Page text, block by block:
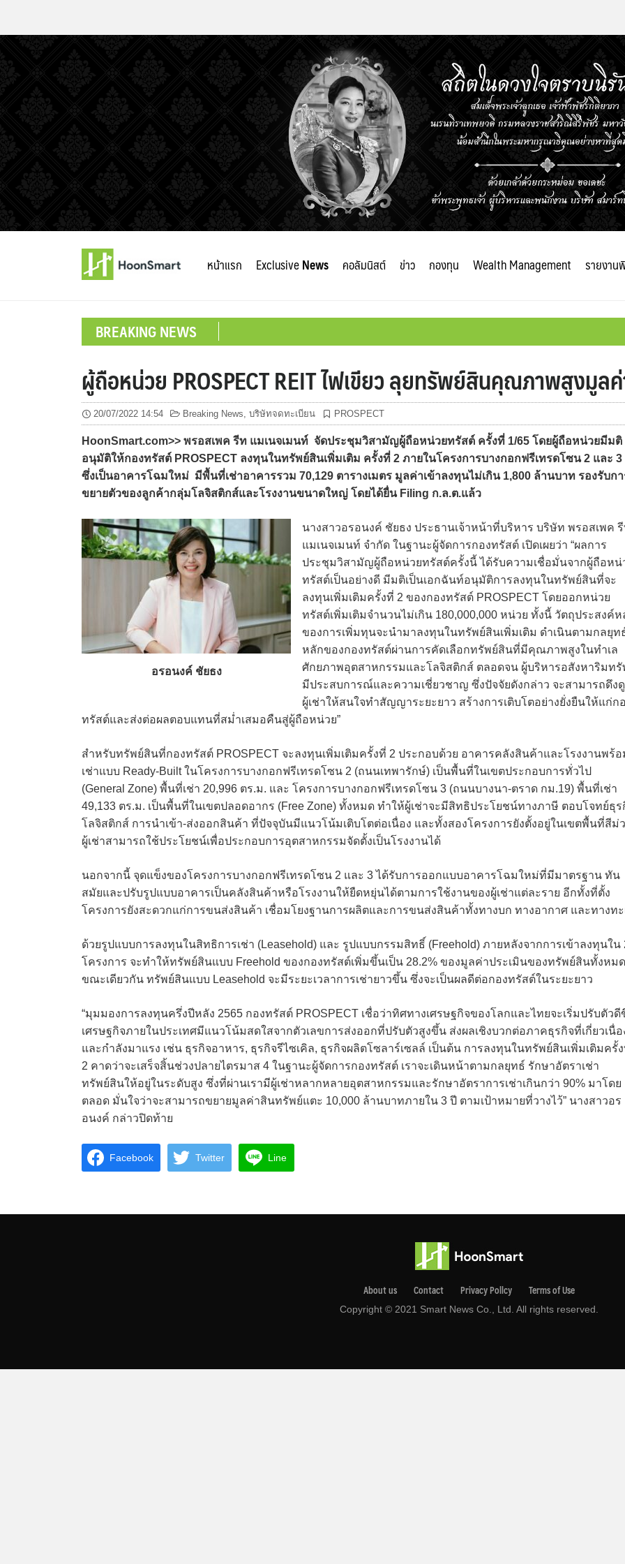
หน้าแรก ExclusiveNews คอลัมนิสต์ ข่าว กองทุน Wealth Management รายงาน
BREAKING NEWS
ผู้ถือหน่วย PROSPECT REIT ไฟเขียว ลุยทรัพย์สินคุณภาพสูงมูล
20/07/2022 14:54 Breaking News, บริษัทจดทะเบียน PROSPECT
HoonSmart.com>> พรอสเพค รีท แมเนจเมนท์ จัดประชุมวิสามัญผู้ถือหน่วยทรัสต์ ครั้งที่ 1/65 โดยผู้ถือหน่วยมีมติ
อนุมัติให้กองทรัสต์ PROSPECT ลงทุนในทรัพย์สินเพิ่มเติม ครั้งที่ 2 ภายในโครงการบางกอกฟรีเทรดโซน 2 และ 3
ซึ่งเป็นอาคารโฉมใหม่ มีพื้นที่เช่าอาคารรวม 70,129 ตารางเมตร มูลค่าเข้าลงทุนไม่เกิน 1,800 ล้านบาท รองรับก
ขยายตัวของลูกค้ากลุ่มโลจิสติกส์และโรงงานขนาดใหญ่ โดยได้ยื่น Filing ก.ล.ต.แล้ว
อรอนงค์ ชัยธง
นางสาวอรอนงค์ ชัยธง ประธานเจ้าหน้าที่บริหาร บริษัท พรอสเพค
แมเนจเมนท์ จำกัด ในฐานะผู้จัดการกองทรัสต์ เปิดเผยว่า “ผลการ
ประชุมวิสามัญผู้ถือหน่วยทรัสต์ครั้งนี้ ได้รับความเชื่อมั่นจากผู้ถือหน่
ทรัสต์เป็นอย่างดี มีมติเป็นเอกฉันท์อนุมัติการลงทุนในทรัพย์สินที่จะ
ลงทุนเพิ่มเติมครั้งที่ 2 ของกองทรัสต์ PROSPECT โดยออกหน่วย
ทรัสต์เพิ่มเติมจำนวนไม่เกิน 180,000,000 หน่วย ทั้งนี้ วัตถุประสงค์ห
ของการเพิ่มทุนจะนำมาลงทุนในทรัพย์สินเพิ่มเติม ดำเนินตามกลยุท
หลักของกองทรัสต์ผ่านการคัดเลือกทรัพย์สินที่มีคุณภาพสูงในทำเล
ศักยภาพอุตสาหกรรมและโลจิสติกส์ ตลอดจน ผู้บริหารอสังหาริมทรั
มีประสบการณ์และความเชี่ยวชาญ ซึ่งปัจจัยดังกล่าว จะสามารถดึง
ผู้เช่าให้สนใจทำสัญญาระยะยาว สร้างการเติบโตอย่างยั่งยืนให้แก่ก
ทรัสต์และส่งต่อผลตอบแทนที่สม่ำเสมอคืนสู่ผู้ถือหน่วย”
สำหรับทรัพย์สินที่กองทรัสต์ PROSPECT จะลงทุนเพิ่มเติมครั้งที่ 2 ประกอบด้วย อาคารคลังสินค้าและโรงงานพร้อ
เช่าแบบ Ready-Built ในโครงการบางกอกฟรีเทรดโซน 2 (ถนนเทพารักษ์) เป็นพื้นที่ในเขตประกอบการทั่วไป
(General Zone) พื้นที่เช่า 20,996 ตร.ม. และ โครงการบางกอกฟรีเทรดโซน 3 (ถนนบางนา-ตราด กม.19) พื้นที่เช่า
49,133 ตร.ม. เป็นพื้นที่ในเขตปลอดอากร (Free Zone) ทั้งหมด ทำให้ผู้เช่าจะมีสิทธิประโยชน์ทางภาษี ตอบโจทย์ธุร
โลจิสติกส์ การนำเข้า-ส่งออกสินค้า ที่ปัจจุบันมีแนวโน้มเติบโตต่อเนื่อง และทั้งสองโครงการยังตั้งอยู่ในเขตพื้นที่สีม่
ผู้เช่าสามารถใช้ประโยชน์เพื่อประกอบการอุตสาหกรรมจัดตั้งเป็นโรงงานได้
นอกจากนี้ จุดแข็งของโครงการบางกอกฟรีเทรดโซน 2 และ 3 ได้รับการออกแบบอาคารโฉมใหม่ที่มีมาตรฐาน ทัน
สมัยและปรับรูปแบบอาคารเป็นคลังสินค้าหรือโรงงานให้ยืดหยุ่นได้ตามการใช้งานของผู้เช่าแต่ละราย อีกทั้งที่ตั้ง
โครงการยังสะดวกแก่การขนส่งสินค้า เชื่อมโยงฐานการผลิตและการขนส่งสินค้าทั้งทางบก ทางอากาศ และทางทะ
ด้วยรูปแบบการลงทุนในสิทธิการเช่า (Leasehold) และ รูปแบบกรรมสิทธิ์ (Freehold) ภายหลังจากการเข้าลงทุนใน
โครงการ จะทำให้ทรัพย์สินแบบ Freehold ของกองทรัสต์เพิ่มขึ้นเป็น 28.2% ของมูลค่าประเมินของทรัพย์สินทั้งหมด
ขณะเดียวกัน ทรัพย์สินแบบ Leasehold จะมีระยะเวลาการเช่ายาวขึ้น ซึ่งจะเป็นผลดีต่อกองทรัสต์ในระยะยาว
“มุมมองการลงทุนครึ่งปีหลัง 2565 กองทรัสต์ PROSPECT เชื่อว่าทิศทางเศรษฐกิจของโลกและไทยจะเริ่มปรับตัว
เศรษฐกิจภายในประเทศมีแนวโน้มสดใสจากตัวเลขการส่งออกที่ปรับตัวสูงขึ้น ส่งผลเชิงบวกต่อภาคธุรกิจที่เกี่ยวเนื่อ
และกำลังมาแรง เช่น ธุรกิจอาหาร, ธุรกิจรีไซเคิล, ธุรกิจผลิตโซลาร์เซลล์ เป็นต้น การลงทุนในทรัพย์สินเพิ่มเติมครั้
2 คาดว่าจะเสร็จสิ้นช่วงปลายไตรมาส 4 ในฐานะผู้จัดการกองทรัสต์ เราจะเดินหน้าตามกลยุทธ์ รักษาอัตราเช่า
ทรัพย์สินให้อยู่ในระดับสูง ซึ่งที่ผ่านเรามีผู้เช่าหลากหลายอุตสาหกรรมและรักษาอัตราการเช่าเกินกว่า 90% มาโดย
ตลอด มั่นใจว่าจะสามารถขยายมูลค่าสินทรัพย์แตะ 10,000 ล้านบาทภายใน 3 ปี ตามเป้าหมายที่วางไว้” นางสาวอร
อนงค์ กล่าวปิดท้าย
Facebook Twitter Line
About us Contact Privacy Pollcy Terms of Use
Copyright © 2021 Smart News Co., Ltd. All rights reserved.